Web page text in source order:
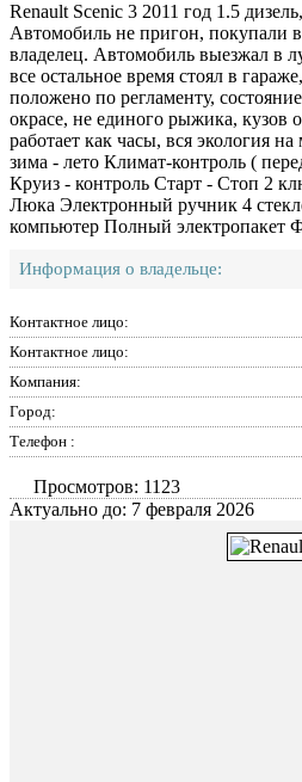
Renault Scenic 3 2011 год 1.5
Автомобиль не пригон, покупали
владелец. Автомобиль выезжал в
все остальное время стоял в
положено по регламенту,
окрасе, не единого рыжика, кузов
работает как часы, вся экология на
зима - лето Климат-контроль (
Круиз - контроль Старт - Стоп 2
Люка Электронный ручник 4
компьютер Полный электропакет
Информация о владельце:
Контактное лицо:
Контактное лицо:
Компания:
Город:
Телефон :
Просмотров: 1123
Актуально до: 7 февраля 2026